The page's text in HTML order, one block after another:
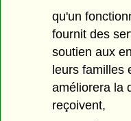
qu'un
fournit des
soutien aux
leurs familles
améliorera la
reçoivent,